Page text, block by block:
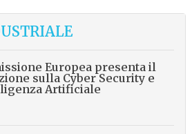
Europea presenta il
sulla Cyber Security e
Artificiale